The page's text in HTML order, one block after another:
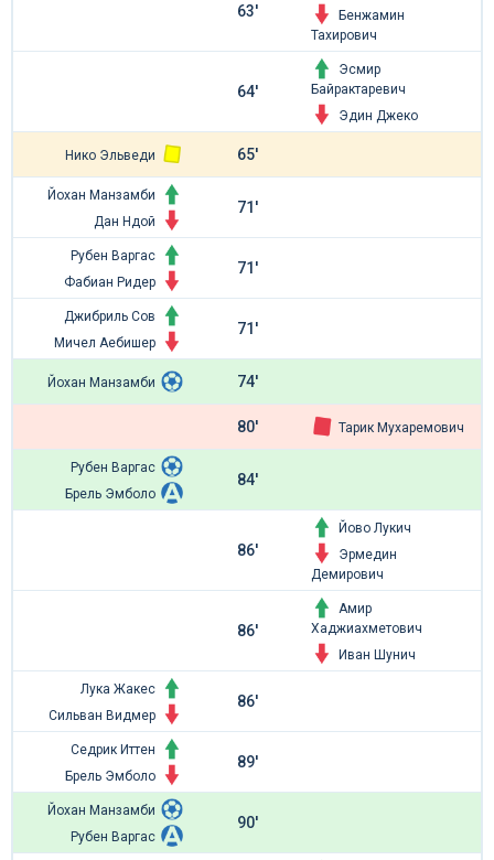
63'
Бенжамин
Тахирович
64'
Эсмир
Байрактаревич
Эдин Джеко
Нико Эльведи 65'
Йохан Манзамби
Дан Ндой
71'
Рубен Варгас
Фабиан Ридер
71'
Джибриль Сов
Мичел Аебишер
71'
Йохан Манзамби 74'
80' Тарик Мухаремович
Рубен Варгас
Брель Эмболо
84'
86'
Йово Лукич
Эрмедин
Демирович
86'
Амир
Хаджиахметович
Иван Шунич
Лука Жакес
Сильван Видмер
86'
Седрик Иттен
Брель Эмболо
89'
Йохан Манзамби
Рубен Варгас
90'